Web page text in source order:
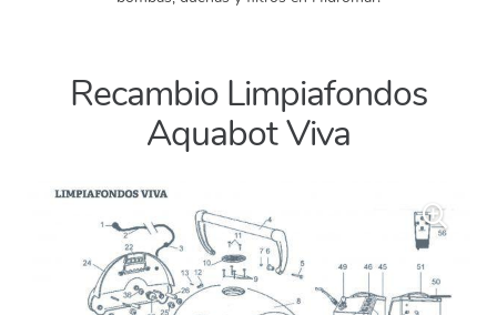
Recambio Limpiafondos
Aquabot Viva